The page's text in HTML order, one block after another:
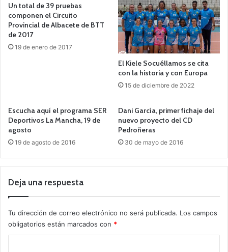
Un total de 39 pruebas
componen el Circuito
Provincial de Albacete de BTT
de 2017
19 de enero de 2017
El Kiele Socuéllamos se cita
con la historia y con Europa
15 de diciembre de 2022
Escucha aquí el programa SER
Deportivos La Mancha, 19 de
agosto
19 de agosto de 2016
Dani García, primer fichaje del
nuevo proyecto del CD
Pedroñeras
30 de mayo de 2016
Deja una respuesta
Tu dirección de correo electrónico no será publicada. Los campos
obligatorios están marcados con *